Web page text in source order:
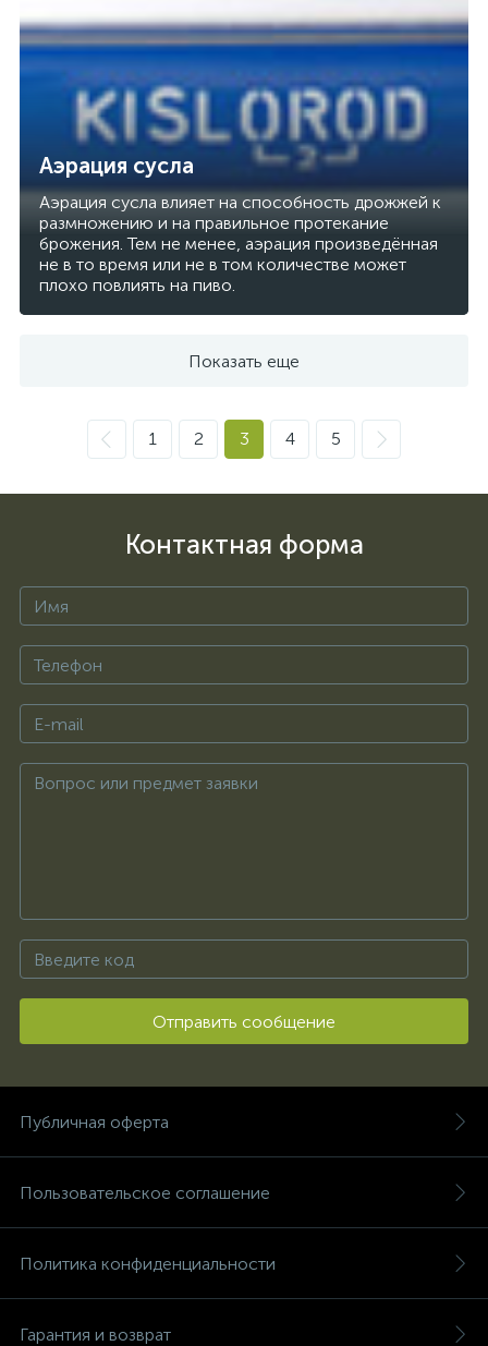
Аэрация сусла
Аэрация сусла влияет на способность дрожжей к
размножению и на правильное протекание
брожения. Тем не менее, аэрация произведённая
не в то время или не в том количестве может
плохо повлиять на пиво.
Показать еще
1 2 3 4 5
Контактная форма
Отправить сообщение
Публичная оферта
Пользовательское соглашение
Политика конфиденциальности
Гарантия и возврат